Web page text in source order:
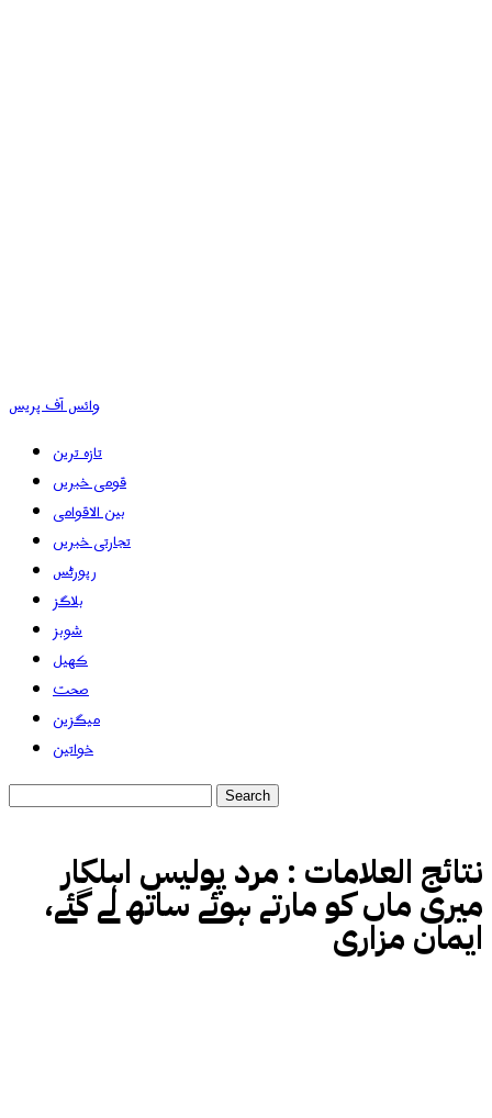
وائس آف پریس
تازہ ترین
قومی خبریں
بین الاقوامی
تجارتی خبریں
رپورٹس
بلاگز
شوبز
کھیل
صحت
میگزین
خواتین
نتائج العلامات : مرد پولیس اہلکار
میری ماں کو مارتے ہوئے ساتھ لے گئے،
ایمان مزاری